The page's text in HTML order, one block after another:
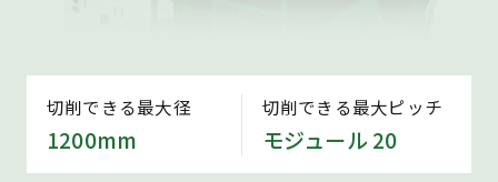
切削できる最大径
1200mm
切削できる最大ピッチ
モジュール 20